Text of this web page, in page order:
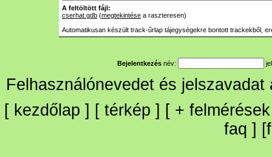
A feltöltött fájl:
cserhat.gdb (megtekintése a raszteresen)
Automatikusan készült track-űrlap tájegységekre bontott trackekből,
Bejelentkezés név:
Felhasználónevedet és
[ kezdőlap ] [ térkép ] [ + felmérések
faq ] [